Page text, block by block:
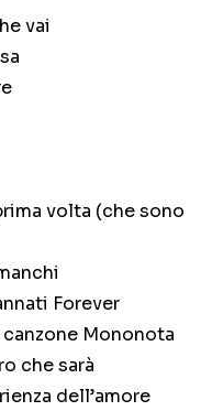
vai
volta (che sono
Forever
Mononota
che sarà
dell’amore